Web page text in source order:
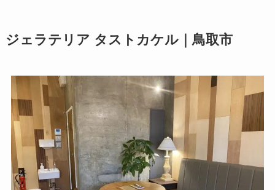
ジェラテリア タストカケル｜鳥取市